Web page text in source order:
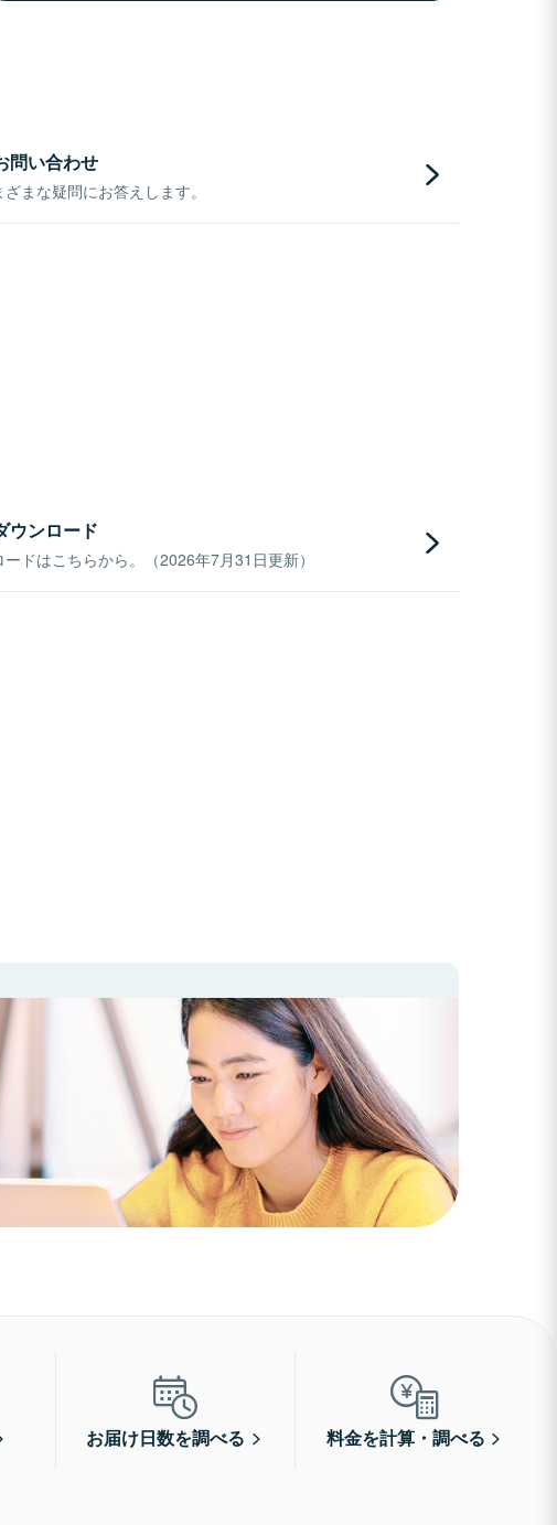
問い合わせ
まな疑問にお答えします。
ウンロード
ドはこちらから。（2026年7月31日更新）
お届け日数を調べる 料金を計算・調べる